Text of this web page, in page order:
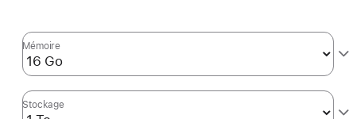
Mémoire
Stockage